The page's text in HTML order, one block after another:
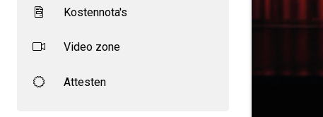
Kostennota's
Video zone
Attesten